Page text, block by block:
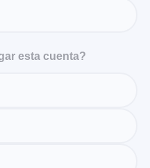
esta cuenta?